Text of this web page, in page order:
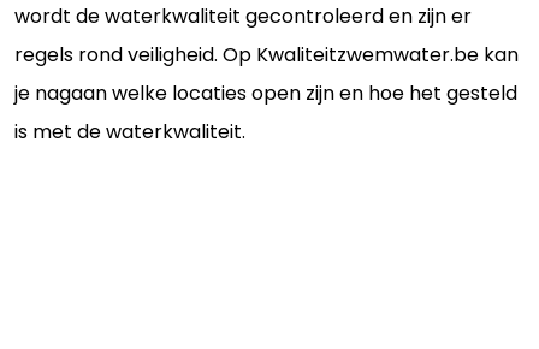
wordt de waterkwaliteit gecontroleerd en zijn er
regels rond veiligheid. Op Kwaliteitzwemwater.be kan
je nagaan welke locaties open zijn en hoe het gesteld
is met de waterkwaliteit.